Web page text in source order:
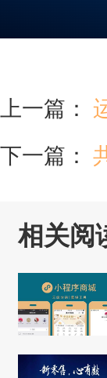
上一篇：
下一篇：
相关阅